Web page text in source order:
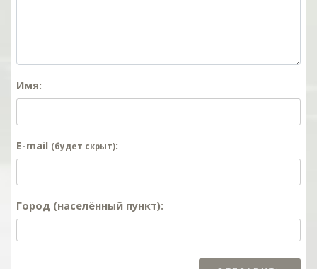
Имя:
E-mail (будет скрыт):
Город (населённый пункт):